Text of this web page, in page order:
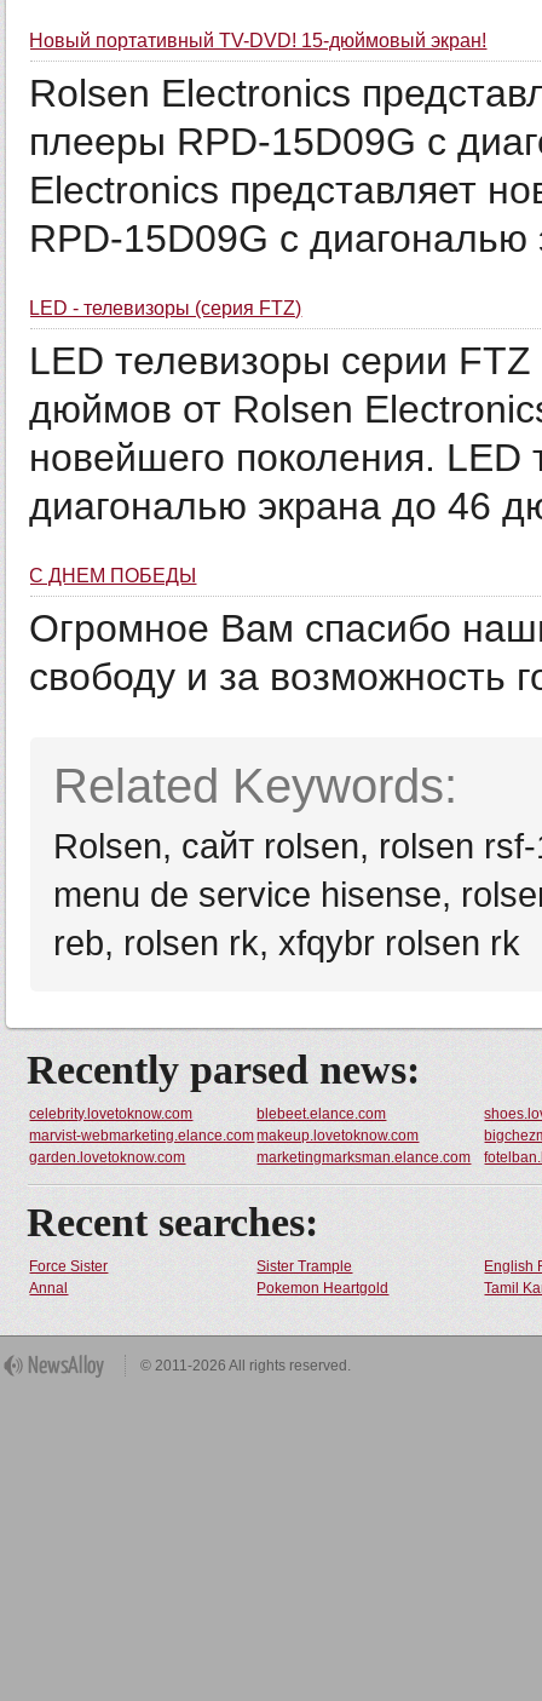
Новый портативный TV-DVD! 15-дюймовый экран!
Rolsen Electronics
плееры RPD-15D09G с
Electronics представляет
RPD-15D09G с диагональю
LED - телевизоры (серия FTZ)
LED телевизоры серии
дюймов от Rolsen
новейшего поколения.
диагональю экрана до 46
С ДНЁМ ПОБЕДЫ
Огромное Вам спасибо
свободу и за возможность
Related Keywords:
Rolsen, сайт rolsen, rolsen
menu de service hisense,
reb, rolsen rk, xfqybr rolsen rk
Recently parsed news:
celebrity.lovetoknow.com blebeet.elance.com
marvist-webmarketing.elance.commakeup.lovetoknow.com
garden.lovetoknow.com
marketingmarksman.elance.com
Recent searches:
Force Sister Sister Trample
English
Annal
Pokemon Heartgold Tamil
© 2011-2026 All rights reserved.